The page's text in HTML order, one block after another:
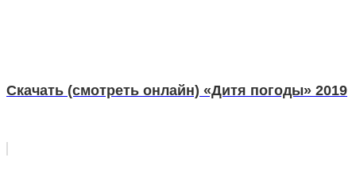
Скачать (смотреть онлайн) «Дитя погоды» 2019